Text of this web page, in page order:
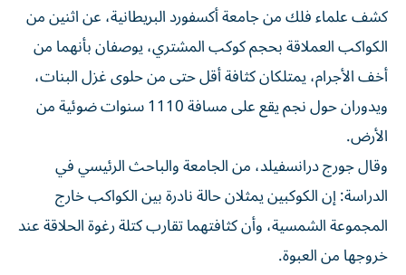
كشف علماء فلك من جامعة أكسفورد البريطانية، عن اثنين من
الكواكب العملاقة بحجم كوكب المشتري، يوصفان بأنهما من
أخف الأجرام، يمتلكان كثافة أقل حتى من حلوى غزل البنات،
ويدوران حول نجم يقع على مسافة 1110 سنوات ضوئية من
الأرض.
وقال جورج درانسفيلد، من الجامعة والباحث الرئيسي في
الدراسة: إن الكوكبين يمثلان حالة نادرة بين الكواكب خارج
المجموعة الشمسية، وأن كثافتهما تقارب كتلة رغوة الحلاقة عند
خروجها من العبوة.